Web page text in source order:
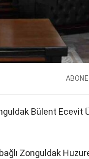
ABONE
Bülent Ecevit
Zonguldak